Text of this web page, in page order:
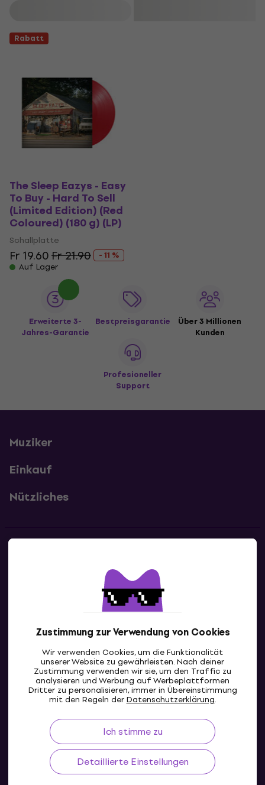
Zustimmung zur Verwendung von Cookies
Wir verwenden Cookies, um die Funktionalität
unserer Website zu gewährleisten. Nach deiner
Zustimmung verwenden wir sie, um den Traffic zu
analysieren und Werbung auf Werbeplattformen
Dritter zu personalisieren, immer in Übereinstimmung
mit den Regeln derDatenschutzerklärung.
Ich stimme zu
Detaillierte Einstellungen
Rabatt
The Sleep Eazys - Easy
To Buy - Hard To Sell
(Limited Edition) (Red
Coloured) (180 g) (LP)
Schallplatte
Fr 19.60Fr 21.90
- 11 %
Auf Lager
Erweiterte 3-
Jahres-Garantie
Bestpreisgarantie
Über 3 Millionen
Kunden
Profesioneller
Support
Muziker
Einkauf
Nützliches
Kontaktiere uns
CH